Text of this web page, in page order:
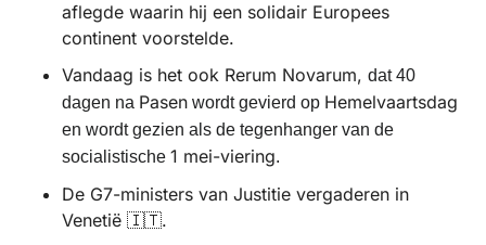
aflegde waarin hij een solidair Europees
continent voorstelde.
Vandaag is het ook Rerum Novarum, dat 40
dagen na Pasen wordt gevierd op Hemelvaartsdag
en wordt gezien als de tegenhanger van de
socialistische 1 mei-viering.
De G7-ministers van Justitie vergaderen in
Venetië 🇮🇹.